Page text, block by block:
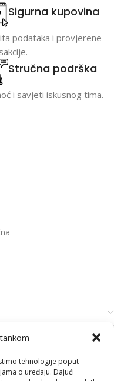
tehnologije poput
o uređaju. Dajući
Sigurna kupovina
podataka i provjerene
Stručna podrška
i savjeti iskusnog tima.